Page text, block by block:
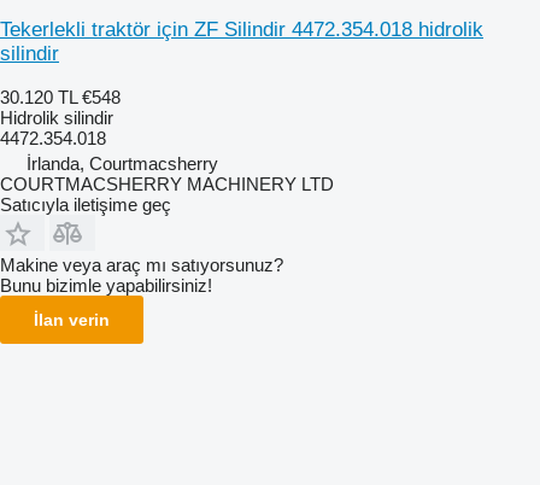
Tekerlekli traktör için ZF Silindir 4472.354.018 hidrolik
silindir
30.120 TL €548
Hidrolik silindir
4472.354.018
İrlanda, Courtmacsherry
COURTMACSHERRY MACHINERY LTD
Satıcıyla iletişime geç
Makine veya araç mı satıyorsunuz?
Bunu bizimle yapabilirsiniz!
İlan verin